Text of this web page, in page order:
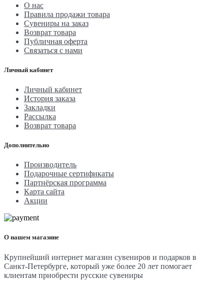
О нас
Правила продажи товара
Сувениры на заказ
Возврат товара
Публичная оферта
Связаться с нами
Личный кабинет
Личный кабинет
История заказа
Закладки
Рассылка
Возврат товара
Дополнительно
Производитель
Подарочные сертификаты
Партнёрская программа
Карта сайта
Акции
О нашем магазине
Крупнейший интернет магазин сувениров и подарков в
Санкт-Петербурге, который уже более 20 лет помогает
клиентам приобрести русские сувениры